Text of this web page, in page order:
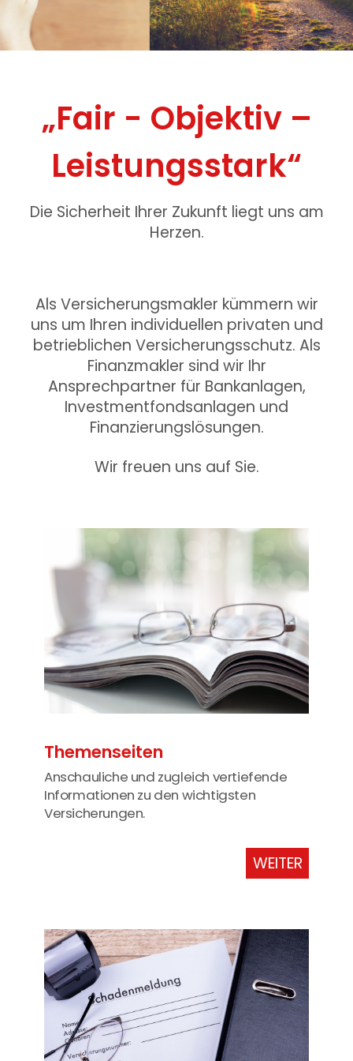
„Fair - Objektiv –
Leistungsstark“
Die Sicherheit Ihrer Zukunft liegt uns am
Herzen.
Als Versicherungsmakler kümmern wir
uns um Ihren individuellen privaten und
betrieblichen Versicherungsschutz. Als
Finanzmakler sind wir Ihr
Ansprechpartner für Bankanlagen,
Investmentfondsanlagen und
Finanzierungslösungen.
Wir freuen uns auf Sie.
Themenseiten
Anschauliche und zugleich vertiefende
Informationen zu den wichtigsten
Versicherungen.
WEITER